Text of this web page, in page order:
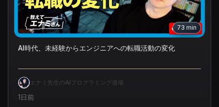
73 min
AI時代、未経験からエンジニアへの転職活動の変化
エナミ先生のAIプログラミング道場
1日前